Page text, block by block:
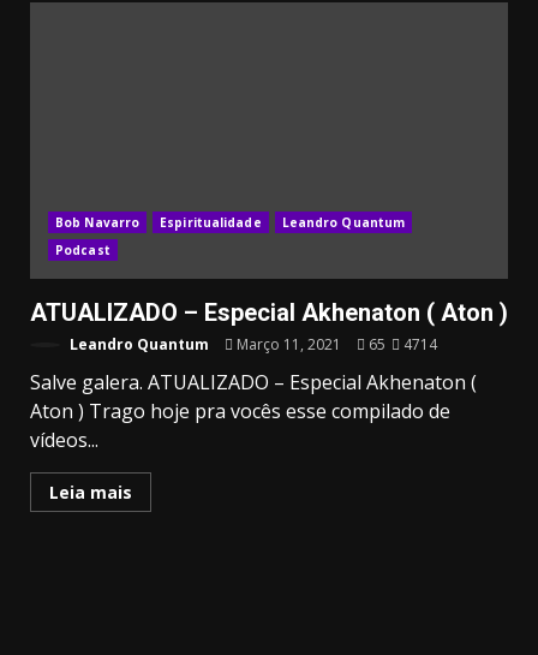
Bob Navarro Espiritualidade
Leandro Quantum
Podcast
ATUALIZADO – Especial Akhenaton ( Aton )
Leandro Quantum Março 11, 2021 65 4714
Salve galera. ATUALIZADO – Especial Akhenaton (
Aton ) Trago hoje pra vocês esse compilado de
vídeos...
Leia mais